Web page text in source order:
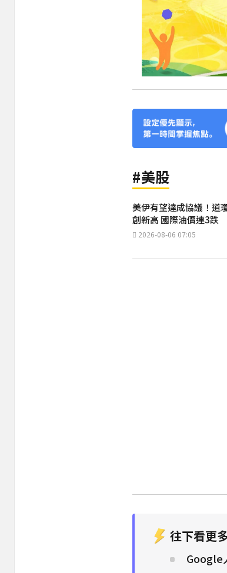
#美股
美伊有望達成協議！道
創新高 國際油價連3跌
2026-08-06 07:05
往下看更
Google